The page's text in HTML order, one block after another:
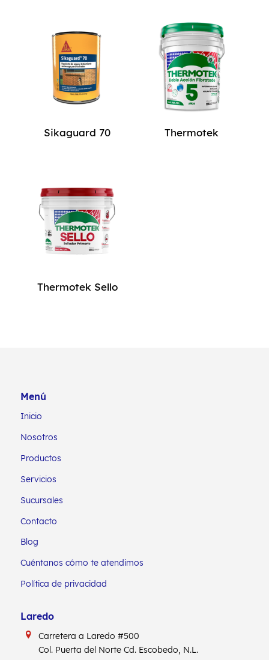
Sikaguard 70 Thermotek
Thermotek Sello
Menú
Inicio
Nosotros
Productos
Servicios
Sucursales
Contacto
Blog
Cuéntanos cómo te atendimos
Política de privacidad
Laredo
Carretera a Laredo #500
Col. Puerta del Norte Cd. Escobedo, N.L.